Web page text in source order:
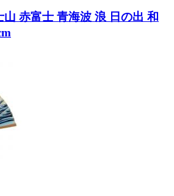
赤富士 青海波 浪 日の出 和